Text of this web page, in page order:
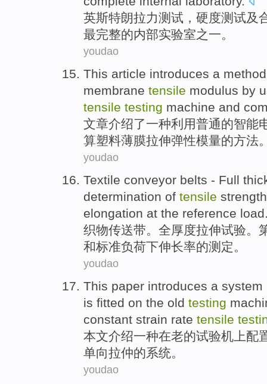
英斯特朗拉力测试 ， 硬度测试及
最完整的内部实验室之一。
youdao
This article introduces a method
membrane tensile modulus by
tensile testing machine and
文章介绍了一种利用普通的智能
算塑料薄膜拉伸弹性模量的方法
youdao
Textile conveyor belts - Full
determination of tensile strength
elongation at the reference load
织物传送带。 全厚度拉伸试验。
和标准负荷下伸长率的测定。
youdao
This paper introduces a system
is fitted on the old testing
constant strain rate tensile
本文介绍一种在老的试验机上配
单向拉仲的系统。
youdao